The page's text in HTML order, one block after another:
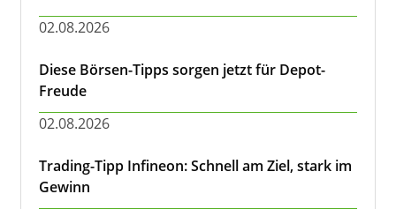
02.08.2026
Diese Börsen-Tipps sorgen jetzt für Depot-
Freude
02.08.2026
Trading-Tipp Infineon: Schnell am Ziel, stark im
Gewinn